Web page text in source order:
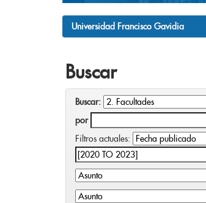
Universidad Francisco Gavidia
Buscar
Buscar:
por
Filtros actuales: